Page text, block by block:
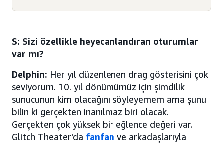
S: Sizi özellikle heyecanlandıran oturumlar
var mı?
Delphin: Her yıl düzenlenen drag gösterisini çok
seviyorum. 10. yıl dönümümüz için şimdilik
sunucunun kim olacağını söyleyemem ama şunu
bilin ki gerçekten inanılmaz biri olacak.
Gerçekten çok yüksek bir eğlence değeri var.
Glitch Theater'da fanfan ve arkadaşlarıyla